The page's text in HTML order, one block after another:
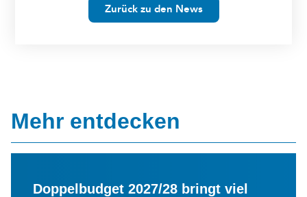
Zurück zu den News
Mehr entdecken
Doppelbudget 2027/28 bringt viel